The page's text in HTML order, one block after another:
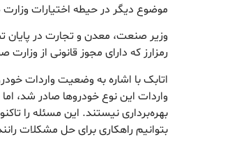
موضوع دیگر در حیطه اختیارات
وزیر صنعت، معدن و تجارت در
رمزارز که دارای مجوز قانونی از
اتابک با اشاره به وضعیت واردات
واردات این نوع خودروها صادر شد،
بهره‌برداری نیستند. این مسئله را
بتوانیم راهکاری برای حل مشکلات